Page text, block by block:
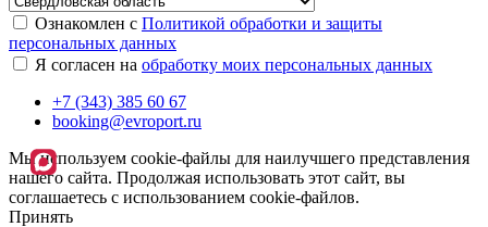
Ознакомлен с Политикой обработки и защиты
персональных данных
Я согласен на обработку моих персональных данных
+7 (343) 385 60 67
booking@evroport.ru
Мы используем cookie-файлы для наилучшего представления
нашего сайта. Продолжая использовать этот сайт, вы
соглашаетесь с использованием cookie-файлов.
Принять